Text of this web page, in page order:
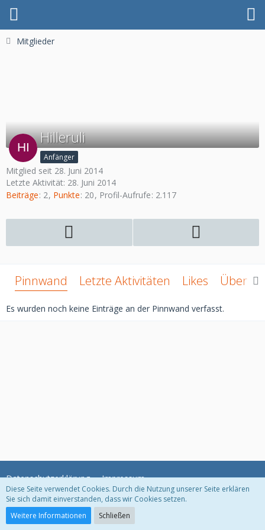
Mitglieder
Hilleruli
Anfänger
Mitglied seit 28. Juni 2014
Letzte Aktivität: 28. Juni 2014
Beiträge 2 Punkte 20 Profil-Aufrufe 2.117
Pinnwand Letzte Aktivitäten Likes Über
Es wurden noch keine Einträge an der Pinnwand verfasst.
Datenschutzerklärung Impressum
Community-Software:
Diese Seite verwendet Cookies. Durch die Nutzung unserer Seite erklären
Sie sich damit einverstanden, dass wir Cookies setzen.
Weitere Informationen
Schließen